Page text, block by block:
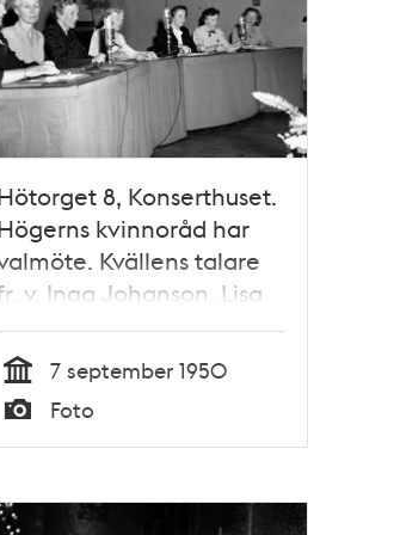
8, Konserthuset.
kvinnoråd har
Kvällens talare
v. Inga Johanson, Lisa
Anna
Hagström, Elsa Ewerlöf,
Elsa Malmroth, Margareta
Meurling och Astrid
Tid
7 september 1950
Foto